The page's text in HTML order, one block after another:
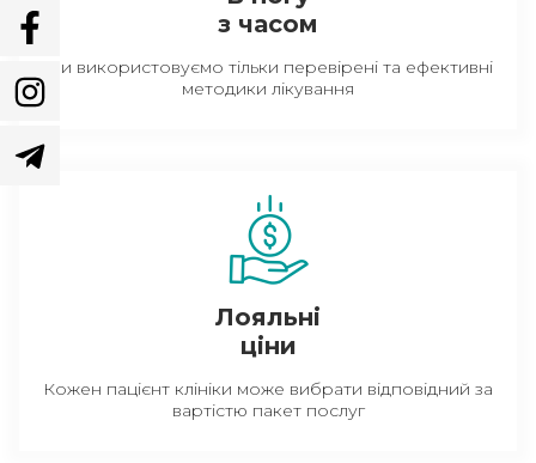
з часом
Ми використовуємо тільки перевірені та ефективні
методики лікування
Лояльні
ціни
Кожен пацієнт клініки може вибрати відповідний за
вартістю пакет послуг